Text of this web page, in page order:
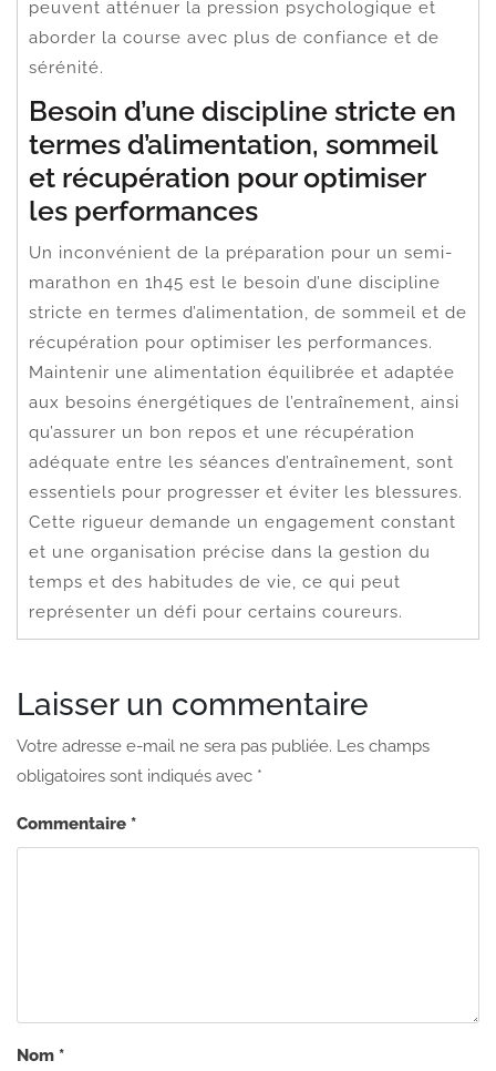
peuvent atténuer la pression psychologique et
aborder la course avec plus de confiance et de
sérénité.
Besoin d’une discipline stricte en
termes d’alimentation, sommeil
et récupération pour optimiser
les performances
Un inconvénient de la préparation pour un semi-
marathon en 1h45 est le besoin d’une discipline
stricte en termes d’alimentation, de sommeil et de
récupération pour optimiser les performances.
Maintenir une alimentation équilibrée et adaptée
aux besoins énergétiques de l’entraînement, ainsi
qu’assurer un bon repos et une récupération
adéquate entre les séances d’entraînement, sont
essentiels pour progresser et éviter les blessures.
Cette rigueur demande un engagement constant
et une organisation précise dans la gestion du
temps et des habitudes de vie, ce qui peut
représenter un défi pour certains coureurs.
Laisser un commentaire
Votre adresse e-mail ne sera pas publiée. Les champs
obligatoires sont indiqués avec *
Commentaire *
Nom *